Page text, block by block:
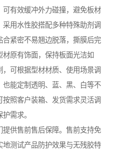
可有效缓冲外力碰撞，避免板材
用水性胶搭配多种特殊助剂调
合紧密不易翘边脱落，撕膜后完
原有饰面，保持板面光洁如
可根据型材材质、使用场景调
也能定制透明、蓝、黑、白等不
按照客户装箱、发货需求灵活调
需求。
提供售前售后保障。售前支持免
地测试产品防护效果与无残胶特